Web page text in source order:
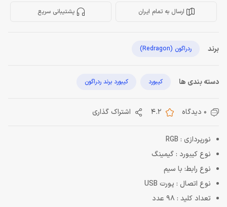
ارسال به تمام ایران پشتیبانی سریع
برند ردراگون (Redragon)
دسته بندی ها کیبورد کیبورد برند ردراگون
0 دیدگاه 4.2 اشتراک گذاری
نورپردازی : RGB
نوع کیبورد : گیمینگ
نوع رابط: با سیم
نوع اتصال : پورت USB
تعداد کلید : 98 عدد